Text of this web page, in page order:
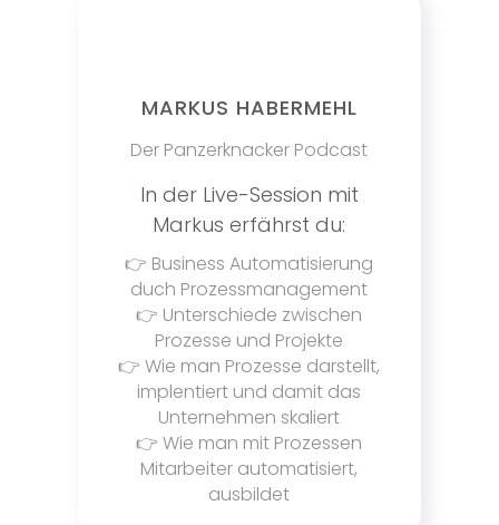
MARKUS HABERMEHL
Der Panzerknacker Podcast
In der Live-Session mit
Markus erfährst du:
👉 Business Automatisierung
duch Prozessmanagement
👉 Unterschiede zwischen
Prozesse und Projekte
👉 Wie man Prozesse darstellt,
implentiert und damit das
Unternehmen skaliert
👉 Wie man mit Prozessen
Mitarbeiter automatisiert,
ausbildet